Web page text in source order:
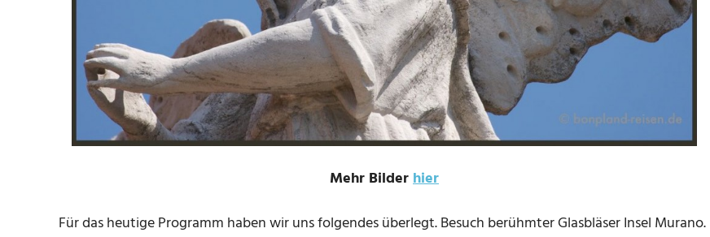
Mehr Bilderhier
Für das heutige Programm haben wir uns folgendes überlegt. Besuch berühmter Glasbläser Insel Murano.